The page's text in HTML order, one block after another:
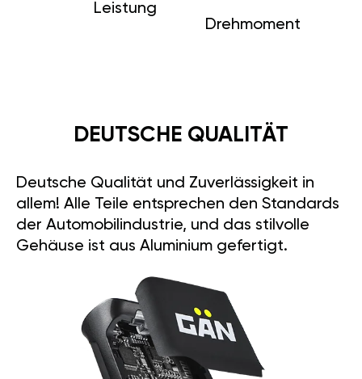
Leistung
Drehmoment
DEUTSCHE QUALITÄT
Deutsche Qualität und Zuverlässigkeit in
allem! Alle Teile entsprechen den Standards
der Automobilindustrie, und das stilvolle
Gehäuse ist aus Aluminium gefertigt.